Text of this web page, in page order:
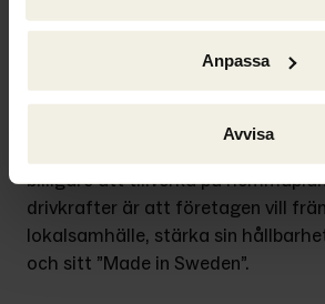
Anpassa
Avvisa
personalomsättning,
löneläget förändrats över tid, även i
billigare att tillverka på
drivkrafter är att företagen vill
lokalsamhälle, stärka sin
och sitt ”Made in Sweden”.